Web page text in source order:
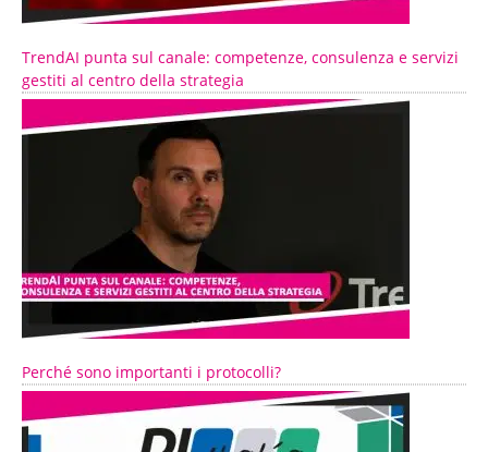
TrendAI punta sul canale: competenze, consulenza e servizi
gestiti al centro della strategia
Perché sono importanti i protocolli?